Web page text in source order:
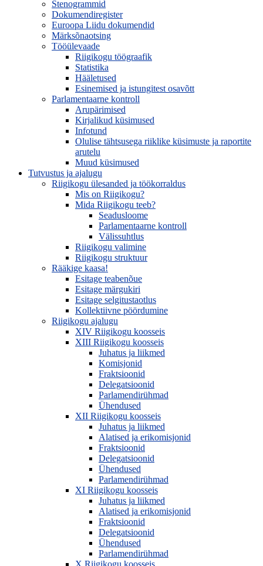
Stenogrammid
Dokumendiregister
Euroopa Liidu dokumendid
Märksõnaotsing
Tööülevaade
Riigikogu töögraafik
Statistika
Hääletused
Esinemised ja istungitest osavõtt
Parlamentaarne kontroll
Arupärimised
Kirjalikud küsimused
Infotund
Olulise tähtsusega riiklike küsimuste ja raportite
arutelu
Muud küsimused
Tutvustus ja ajalugu
Riigikogu ülesanded ja töökorraldus
Mis on Riigikogu?
Mida Riigikogu teeb?
Seadusloome
Parlamentaarne kontroll
Välissuhtlus
Riigikogu valimine
Riigikogu struktuur
Rääkige kaasa!
Esitage teabenõue
Esitage märgukiri
Esitage selgitustaotlus
Kollektiivne pöördumine
Riigikogu ajalugu
XIV Riigikogu koosseis
XIII Riigikogu koosseis
Juhatus ja liikmed
Komisjonid
Fraktsioonid
Delegatsioonid
Parlamendirühmad
Ühendused
XII Riigikogu koosseis
Juhatus ja liikmed
Alatised ja erikomisjonid
Fraktsioonid
Delegatsioonid
Ühendused
Parlamendirühmad
XI Riigikogu koosseis
Juhatus ja liikmed
Alatised ja erikomisjonid
Fraktsioonid
Delegatsioonid
Ühendused
Parlamendirühmad
X Riigikogu koosseis